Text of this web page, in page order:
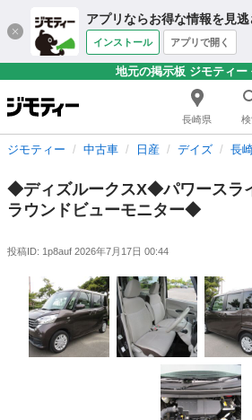
アプリならお得な情報を見逃
インストール アプリで開く
地元の掲示板 ジモティー
長崎県
ジモティー 中古車 日産 デイズ 長
◆ディズルークスX◆パワースラ
ラウンドビューモニター◆
投稿ID: 1p8auf 2026年7月17日 00:44